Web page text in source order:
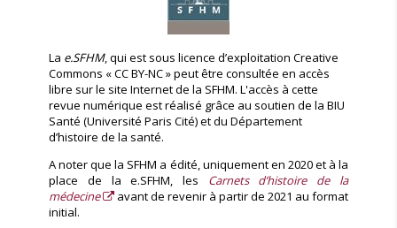
La e.SFHM, qui est sous licence d’exploitation Creative
Commons « CC BY-NC » peut être consultée en accès
libre sur le site Internet de la SFHM. L'accès à cette
revue numérique est réalisé grâce au soutien de la BIU
Santé (Université Paris Cité) et du Département
d’histoire de la santé.
A noter que la SFHM a édité, uniquement en 2020 et à la
place de la e.SFHM, les Carnets d’histoire de la
médecine
avant de revenir à partir de 2021 au format
initial.